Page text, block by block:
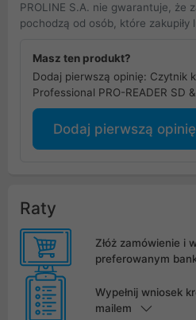
PROLINE S.A. nie gwarantuje, że
pochodzą od osób, które zakupiły
Masz ten produkt?
Dodaj pierwszą opinię: Czytnik
Professional PRO-READER SD
Dodaj pierwszą
Raty
Złóż zamówienie i
preferowanym
Wypełnij wniosek
mailem